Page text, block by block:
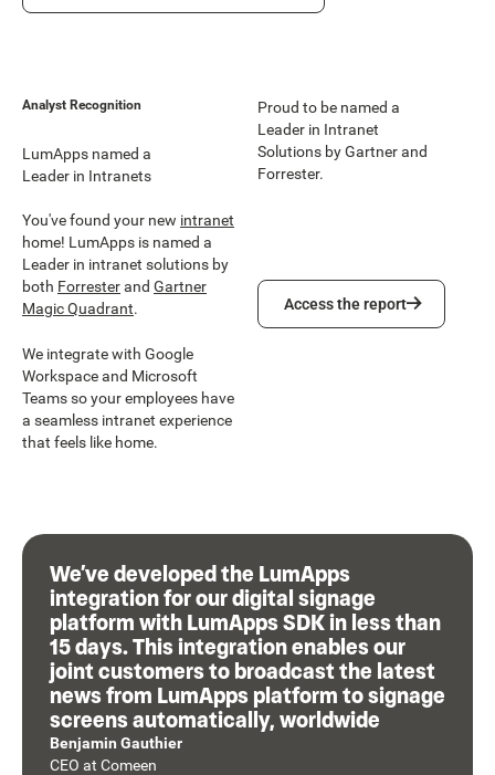
Analyst Recognition
LumApps named a
Leader in Intranets
You've found your new intranet
home! LumApps is named a
Leader in intranet solutions by
both Forresterand Gartner
Magic Quadrant.
We integrate with Google
Workspace and Microsoft
Teams so your employees have
a seamless intranet experience
that feels like home.
Proud to be named a
Leader in Intranet
Solutions by Gartner and
Forrester.
Access the report
Access the report
We’ve developed the LumApps
integration for our digital signage
platform with LumApps SDK in less than
15 days. This integration enables our
joint customers to broadcast the latest
news from LumApps platform to signage
screens automatically, worldwide
Benjamin Gauthier
CEO at Comeen